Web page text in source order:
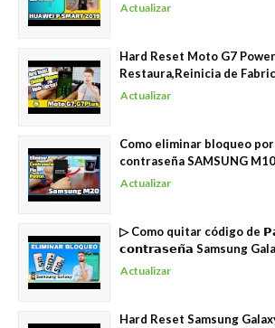
Actualizar
Hard Reset Moto G7
Restaura,Reinicia de
Actualizar
Como eliminar bloqueo
contraseña SAMSUNG
Actualizar
▷ Como quitar código de
𝗰𝗼𝗻𝘁𝗿𝗮𝘀𝗲𝗻̃𝗮 Samsung
Actualizar
Hard Reset Samsung